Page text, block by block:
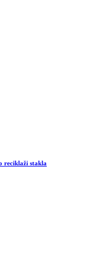
reciklaži stakla